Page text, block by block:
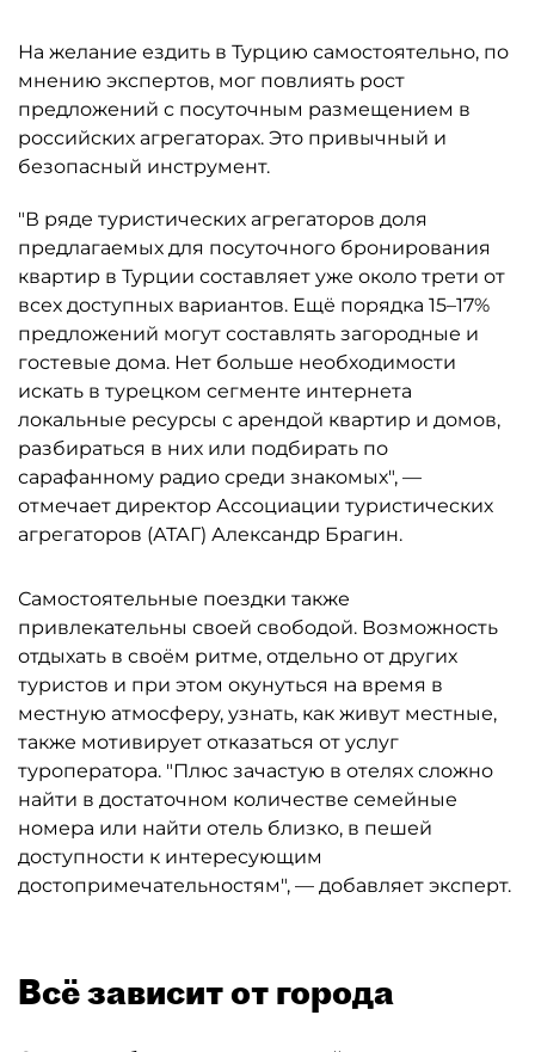
На желание ездить в Турцию самостоятельно, по
мнению экспертов, мог повлиять рост
предложений с посуточным размещением в
российских агрегаторах. Это привычный и
безопасный инструмент.
"В ряде туристических агрегаторов доля
предлагаемых для посуточного бронирования
квартир в Турции составляет уже около трети от
всех доступных вариантов. Ещё порядка 15–17%
предложений могут составлять загородные и
гостевые дома. Нет больше необходимости
искать в турецком сегменте интернета
локальные ресурсы с арендой квартир и домов,
разбираться в них или подбирать по
сарафанному радио среди знакомых", —
отмечает директор Ассоциации туристических
агрегаторов (АТАГ) Александр Брагин.
Самостоятельные поездки также
привлекательны своей свободой. Возможность
отдыхать в своём ритме, отдельно от других
туристов и при этом окунуться на время в
местную атмосферу, узнать, как живут местные,
также мотивирует отказаться от услуг
туроператора. "Плюс зачастую в отелях сложно
найти в достаточном количестве семейные
номера или найти отель близко, в пешей
доступности к интересующим
достопримечательностям", — добавляет эксперт.
Всё зависит от города